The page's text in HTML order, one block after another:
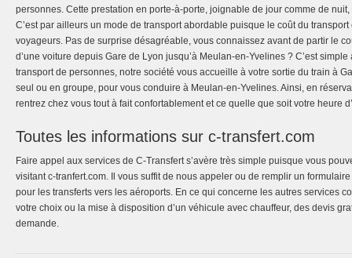
personnes. Cette prestation en porte-à-porte, joignable de jour comme de
C’est par ailleurs un mode de transport abordable puisque le coût du
voyageurs. Pas de surprise désagréable, vous connaissez avant de partir le
d’une voiture depuis Gare de Lyon jusqu’à Meulan-en-Yvelines ? C’est
transport de personnes, notre société vous accueille à votre sortie du train à
seul ou en groupe, pour vous conduire à Meulan-en-Yvelines. Ainsi, en
rentrez chez vous tout à fait confortablement et ce quelle que soit votre heure
Toutes les informations sur c-transfert.com
Faire appel aux services de C-Transfert s’avère très simple puisque vous
visitant c-tranfert.com. Il vous suffit de nous appeler ou de remplir un
pour les transferts vers les aéroports. En ce qui concerne les autres services
votre choix ou la mise à disposition d’un véhicule avec chauffeur, des devis
demande.